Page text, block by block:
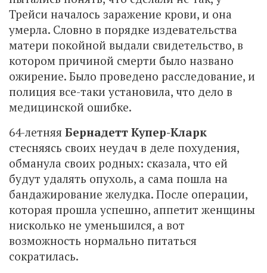
Трейси началось заражение крови, и она
умерла. Словно в порядке издевательства
матери покойной выдали свидетельство, в
котором причиной смерти было названо
ожирение. Было проведено расследование, и
полиция все-таки установила, что дело в
медицинской ошибке.
64-летняя Бернадетт Купер-Кларк
стесняясь своих неудач в деле похудения,
обманула своих родных: сказала, что ей
будут удалять опухоль, а сама пошла на
бандажирование желудка. После операции,
которая прошла успешно, аппетит женщины
нисколько не уменьшился, а вот
возможность нормально питаться
сократилась.